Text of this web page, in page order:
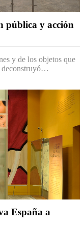
pública y acción
y de los objetos que
deconstruyó…
España a